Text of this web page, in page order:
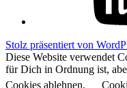
Stolz präsentiert von
Diese Website verwendet
für Dich in Ordnung ist,
Cookies ablehnen.